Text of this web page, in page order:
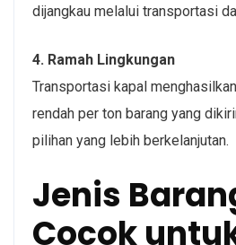
dijangkau melalui transportasi
4. Ramah Lingkungan
Transportasi kapal
rendah per ton barang yang
pilihan yang lebih berkelanjutan.
Jenis
Cocok